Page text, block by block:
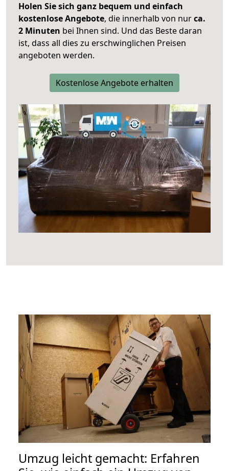
Holen Sie sich ganz bequem und einfach
kostenlose Angebote, die innerhalb von nurca.
2 Minuten bei Ihnen sind. Und das Beste daran
ist, dass all dies zu erschwinglichen Preisen
angeboten werden.
Kostenlose Angebote erhalten
Umzug leicht gemacht: Erfahren